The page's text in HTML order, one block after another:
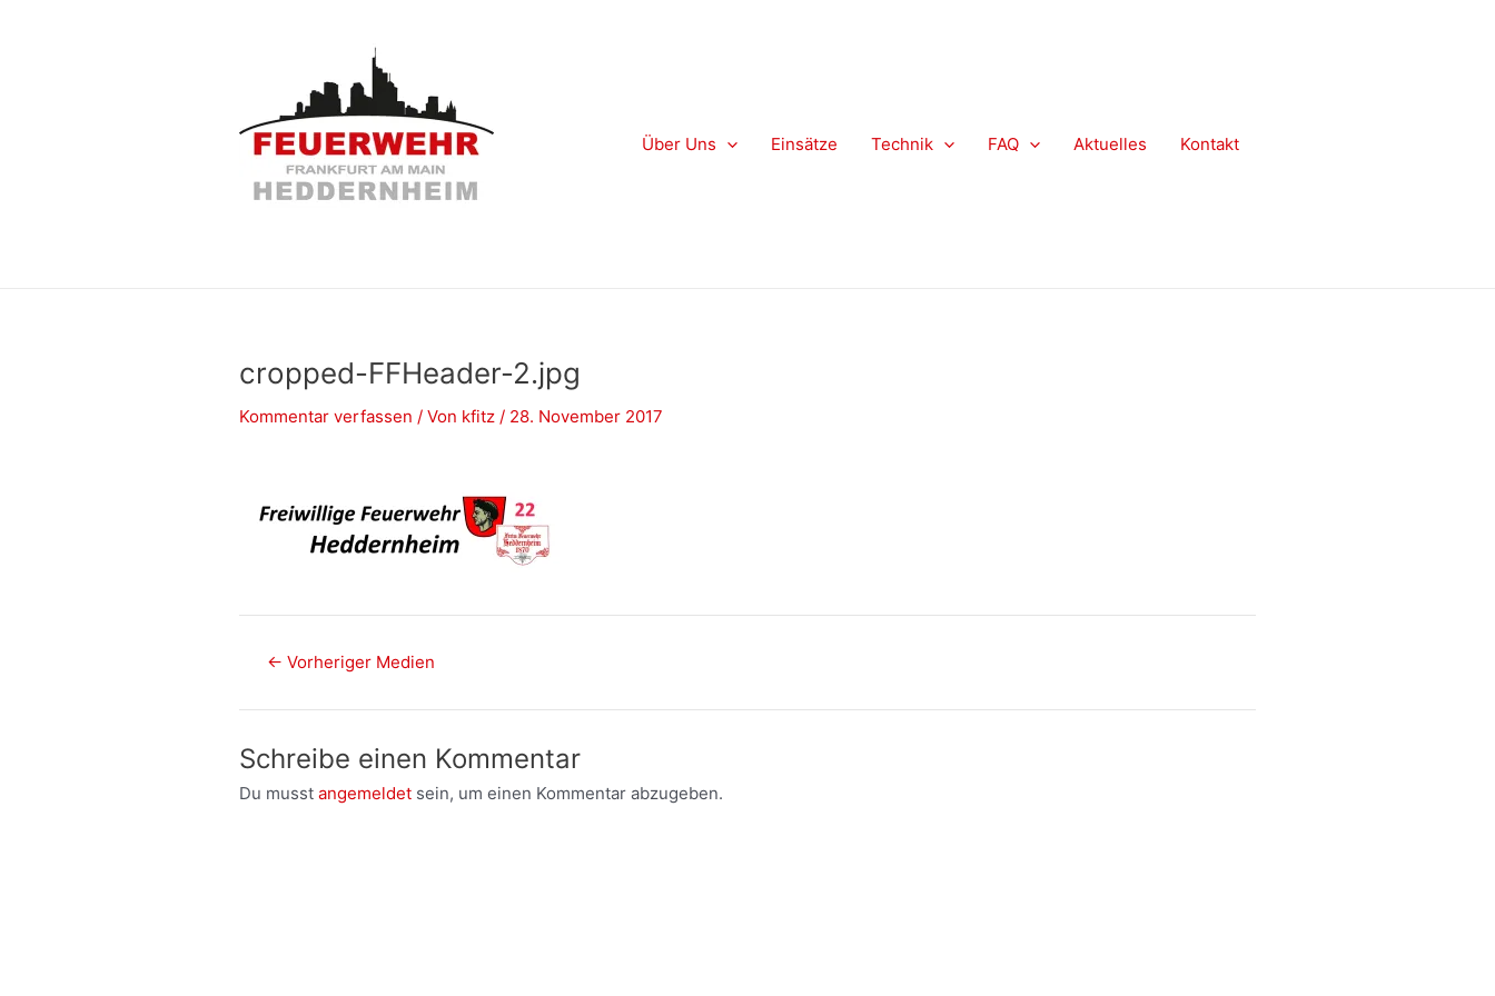
Über Uns Einsätze Technik FAQ Aktuelles Kontakt
cropped-FFHeader-2.jpg
Kommentar verfassen / Von kfitz / 28. November 2017
Post← Vorheriger Medien
Schreibe einen Kommentar
Du musst angemeldet sein, um einen Kommentar abzugeben.